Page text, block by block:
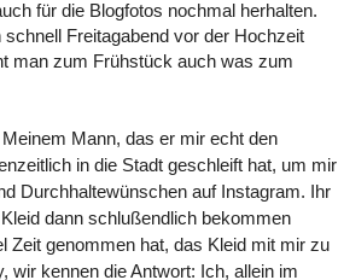
für die Blogfotos nochmal herhalten.
Freitagabend vor der Hochzeit
man zum Frühstück auch was zum
Mann, das er mir echt den
in die Stadt geschleift hat, um mir
Durchhaltewünschen auf Instagram. Ihr
dann schlußendlich bekommen
Zeit genommen hat, das Kleid mit mir zu
kennen die Antwort: Ich, allein im